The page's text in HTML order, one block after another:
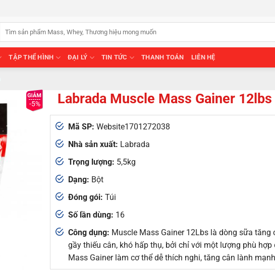
kiếm:
TẬP THỂ HÌNH ĐẠI LÝ TIN TỨC THANH TOÁN LIÊN HỆ
-5% Labrada Muscle Mass Gainer 12lbs
Mã SP:Website1701272038
Nhà sản xuất: Labrada
Trọng lượng: 5,5kg
Dạng: Bột
Đóng gói:Túi
Số lần dùng: 16
Công dụng: Muscle Mass Gainer 12Lbs là dòng sữa tăng
gầy thiếu cân, khó hấp thụ, bởi chỉ với một lượng phù
Mass Gainer làm cơ thể dễ thích nghi, tăng cân lành